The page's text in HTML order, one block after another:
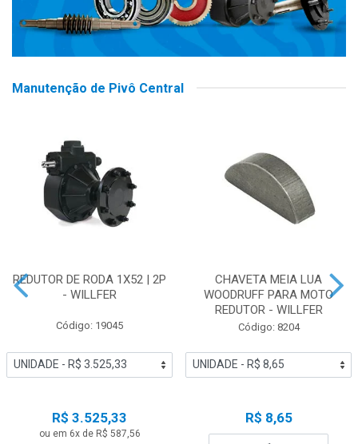
Manutenção de Pivô Central
REDUTOR DE RODA 1X52 | 2P
- WILLFER
Código: 19045
R$ 3.525,33
ou em 6x de R$ 587,56
CHAVETA MEIA LUA
WOODRUFF PARA MOTO
REDUTOR - WILLFER
Código: 8204
R$ 8,65